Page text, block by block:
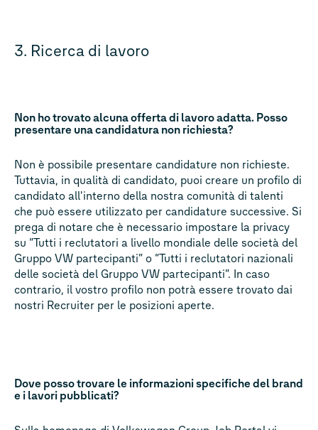
3. Ricerca di lavoro
Non ho trovato alcuna offerta di lavoro adatta. Posso
presentare una candidatura non richiesta?
Non è possibile presentare candidature non richieste.
Tuttavia, in qualità di candidato, puoi creare un profilo di
candidato all'interno della nostra comunità di talenti
che può essere utilizzato per candidature successive. Si
prega di notare che è necessario impostare la privacy
su “Tutti i reclutatori a livello mondiale delle società del
Gruppo VW partecipanti” o “Tutti i reclutatori nazionali
delle società del Gruppo VW partecipanti”. In caso
contrario, il vostro profilo non potrà essere trovato dai
nostri Recruiter per le posizioni aperte.
Dove posso trovare le informazioni specifiche del brand
e i lavori pubblicati?